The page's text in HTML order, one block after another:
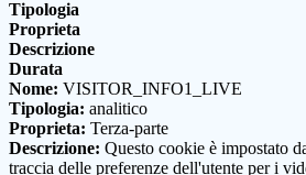
Tipologia
Proprieta
Descrizione
Durata
Nome: VISITOR_INFO1_LIVE
Tipologia: analitico
Proprieta: Terza-parte
Descrizione: Questo cookie è impostato
traccia delle preferenze dell'utente per i